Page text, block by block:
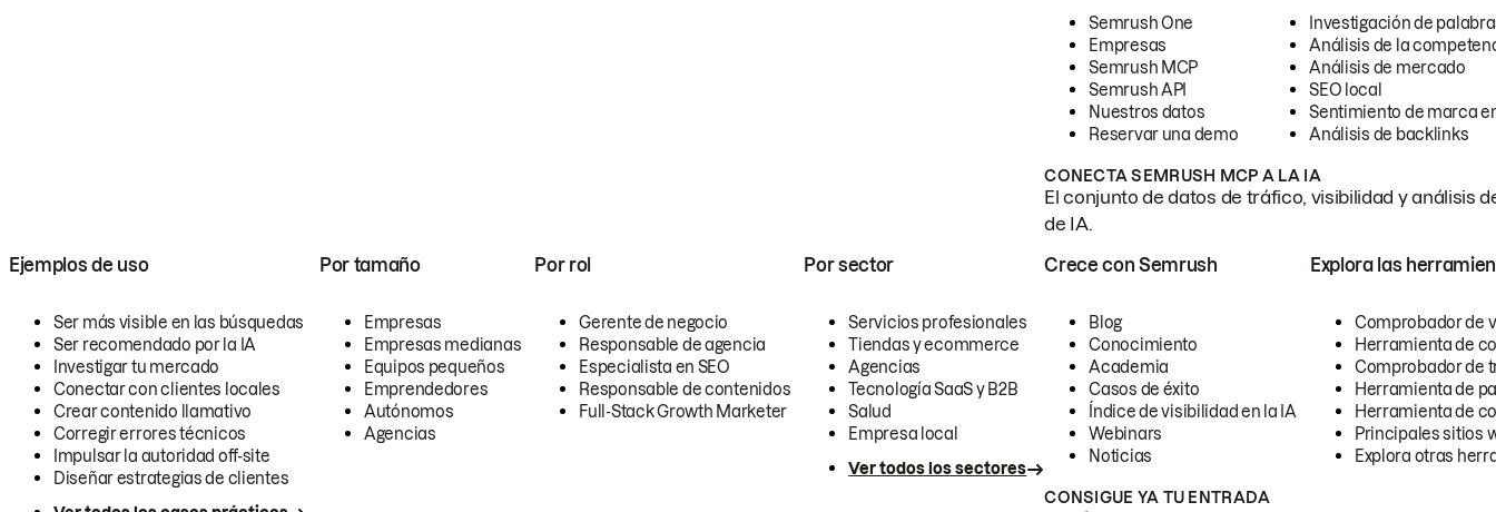
Semrush One
Empresas
Semrush MCP
Semrush API
Nuestros datos
Reservar una demo
Investigación de
Análisis de la
Análisis de mercado
SEO local
Sentimiento de marca
Análisis de backlinks
CONECTA SEMRUSH MCP A LA IA
El conjunto de datos de tráfico, visibilidad y análisis
de IA.
Ejemplos de uso
Ser más visible en las búsquedas
Ser recomendado por la IA
Investigar tu mercado
Conectar con clientes locales
Crear contenido llamativo
Corregir errores técnicos
Impulsar la autoridad off-site
Diseñar estrategias de clientes
Por tamaño
Empresas
Empresas medianas
Equipos pequeños
Emprendedores
Autónomos
Agencias
Por rol
Gerente de negocio
Responsable de agencia
Especialista en SEO
Responsable de contenidos
Full-Stack Growth Marketer
Por sector
Servicios profesionales
Tiendas y ecommerce
Agencias
Tecnología SaaS y B2B
Salud
Empresa local
Ver todos los sectores
Crece con Semrush
Blog
Conocimiento
Academia
Casos de éxito
Índice de visibilidad en la IA
Webinars
Noticias
Explora las
Comprobador de
Herramienta de
Comprobador de
Herramienta de
Herramienta de
Principales sitios
Explora otras
CONSIGUE YA TU ENTRADA